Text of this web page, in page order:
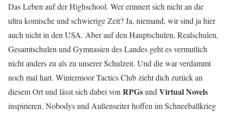
Das Leben auf der Highschool. Wer erinnert sich nicht an die
ultra komische und schwierige Zeit? Ja, niemand, wir sind ja hier
auch nicht in den USA. Aber auf den Hauptschulen, Realschulen,
Gesamtschulen und Gymnasien des Landes geht es vermutlich
nicht anders zu als zu unserer Schulzeit. Und die war verdammt
noch mal hart. Wintermoor Tactics Club zieht dich zurück an
diesem Ort und lässt sich dabei von RPGsund Virtual Novels
inspirieren. Nobodys und Außenseiter hoffen im Schneeballkrieg